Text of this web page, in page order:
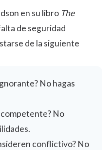
en su libro The
de seguridad
de la siguiente
No hagas
No
conflictivo? No